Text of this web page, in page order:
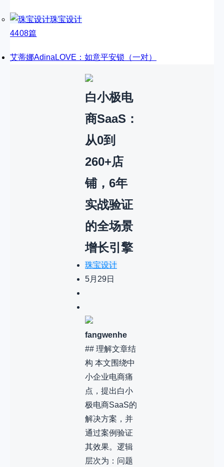
珠宝设计
4408篇
艾蒂娜AdinaLOVE：如意平安锁（一对）
白小极电
商SaaS：
从0到
260+店
铺，6年
实战验证
的全场景
增长引擎
珠宝设计
5月29日
fangwenhe
## 理解文章结
构 本文围绕中
小企业电商痛
点，提出白小
极电商SaaS的
解决方案，并
通过案例验证
其效果。逻辑
层次为：问题